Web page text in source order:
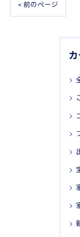
< 前のページ